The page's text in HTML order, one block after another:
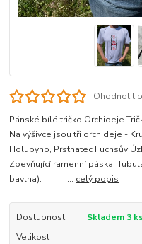
Ohodnotit
Pánské bílé tričko Orchideje
Na výšivce jsou tři orchideje -
Holubyho, Prstnatec Fuchsův
Zpevňující ramenní páska.
bavlna). ... celý popis
Dostupnost
Skladem 3 ks
Velikost